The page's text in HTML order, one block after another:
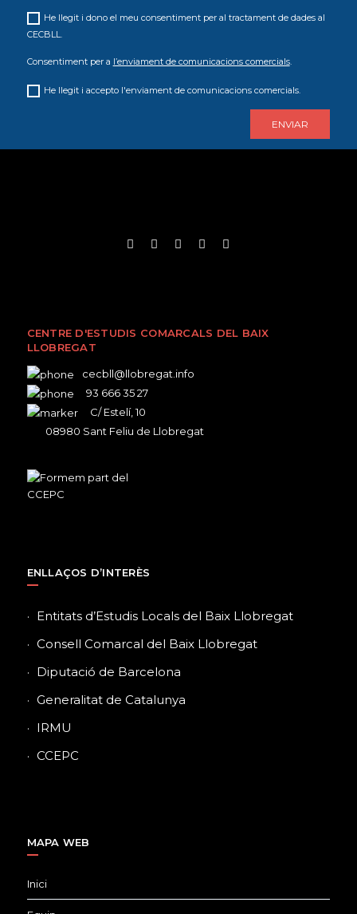
He llegit i dono el meu consentiment per al tractament de dades al
CECBLL.
Consentiment per a l’enviament de comunicacions comercials.
He llegit i accepto l'enviament de comunicacions comercials.
CENTRE D'ESTUDIS COMARCALS DEL BAIX
LLOBREGAT
cecbll@llobregat.info
93 666 35 27
C/ Estelí, 10
08980 Sant Feliu de Llobregat
ENLLAÇOS D’INTERÈS
Entitats d’Estudis Locals del Baix Llobregat
Consell Comarcal del Baix Llobregat
Diputació de Barcelona
Generalitat de Catalunya
IRMU
CCEPC
MAPA WEB
Inici